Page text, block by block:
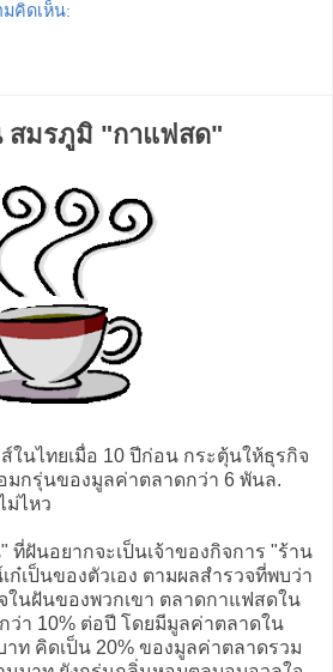
คิดเห็น:
มรภูมิ "กาแฟสด"
ในไทยเมื่อ 10 ปีก่อน กระตุ้นให้ธุรกิจ
กรุ่นของมูลค่าตลาดกว่า 6 พันล.
ม่ไหว
ที่ฝันอยากจะเป็นเจ้าของกิจการ "ร้าน
เป็นของตัวเอง ตามผลสำรวจที่พบว่า
ในฝันของพวกเขา ตลาดกาแฟสดใน
ว่า 10% ต่อปี โดยมีมูลค่าตลาดใน
ท คิดเป็น 20% ของมูลค่าตลาดรวม